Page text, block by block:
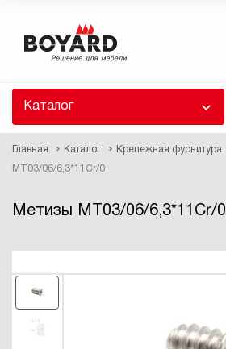
Каталог
Главная Каталог Крепежная фурнитура
MT03/06/6,3*11Cr/0
Метизы MT03/06/6,3*11Cr/0
Восстановление пароля
высланы вам по E-Mail.
ссылку для восстановления